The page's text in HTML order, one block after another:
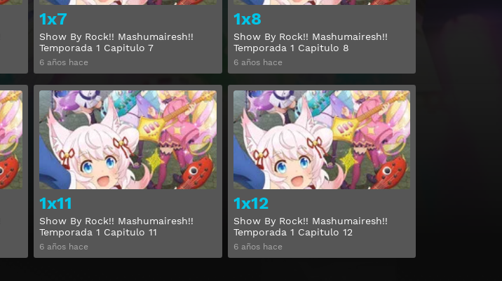
1x7
Show By Rock!! Mashumairesh!!
Temporada 1 Capitulo 7
6 años hace
1x8
Show By Rock!! Mashumairesh!!
Temporada 1 Capitulo 8
6 años hace
Ver
1x11
Show By Rock!! Mashumairesh!!
Temporada 1 Capitulo 11
6 años hace
Ver
1x12
Show By Rock!! Mashumairesh!!
Temporada 1 Capitulo 12
6 años hace